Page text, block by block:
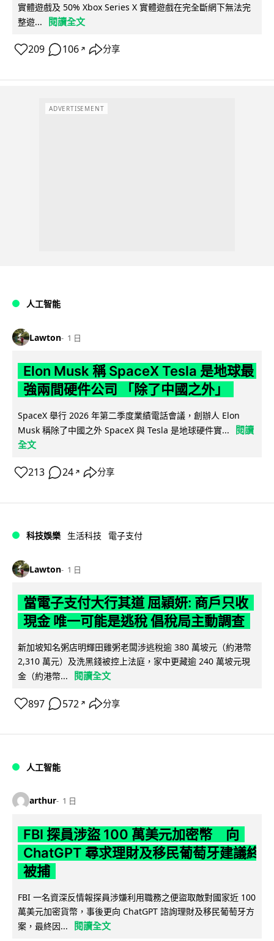
實體遊戲及 50% Xbox Series X 實體遊戲在完全斷網下無法完
整遊...
閱讀全文
209 106 ↗ 分享
ADVERTISEMENT
人工智能
Lawton 1 日
Elon Musk 稱 SpaceX Tesla 是地球最
強兩間硬件公司 「除了中國之外」
SpaceX 舉行 2026 年第二季度業績電話會議，創辦人 Elon
Musk 稱除了中國之外 SpaceX 與 Tesla 是地球硬件實...
閱讀
全文
213 24 ↗ 分享
科技娛樂 生活科技 電子支付
Lawton 1 日
當電子支付大行其道 屈穎妍: 商戶只收
現金 唯一可能是逃稅 倡稅局主動調查
新加坡知名粥店明輝田雞粥老闆涉逃稅逾 380 萬坡元（約港幣
2,310 萬元）及洗黑錢被控上法庭，家中更藏逾 240 萬坡元現
金（約港幣...
閱讀全文
897 572 ↗ 分享
人工智能
arthur 1 日
FBI 探員涉盜 100 萬美元加密幣 向
ChatGPT 尋求理財及移民葡萄牙建議終
被捕
FBI 一名資深反情報探員涉嫌利用職務之便盜取敵對國家近 100
萬美元加密貨幣，事後更向 ChatGPT 諮詢理財及移民葡萄牙方
案，最終因...
閱讀全文